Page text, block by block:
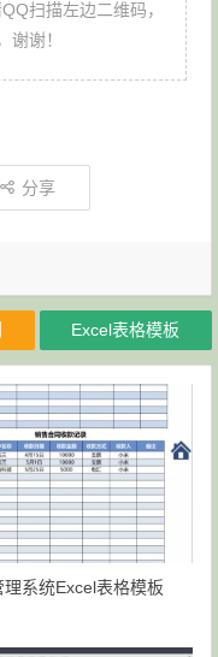
扫描左边二维码，
谢谢！
分享
Excel表格模板
理系统Excel表格模板